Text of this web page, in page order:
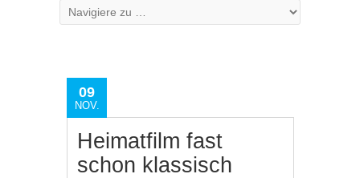
09
NOV.
Heimatfilm fast
schon klassisch